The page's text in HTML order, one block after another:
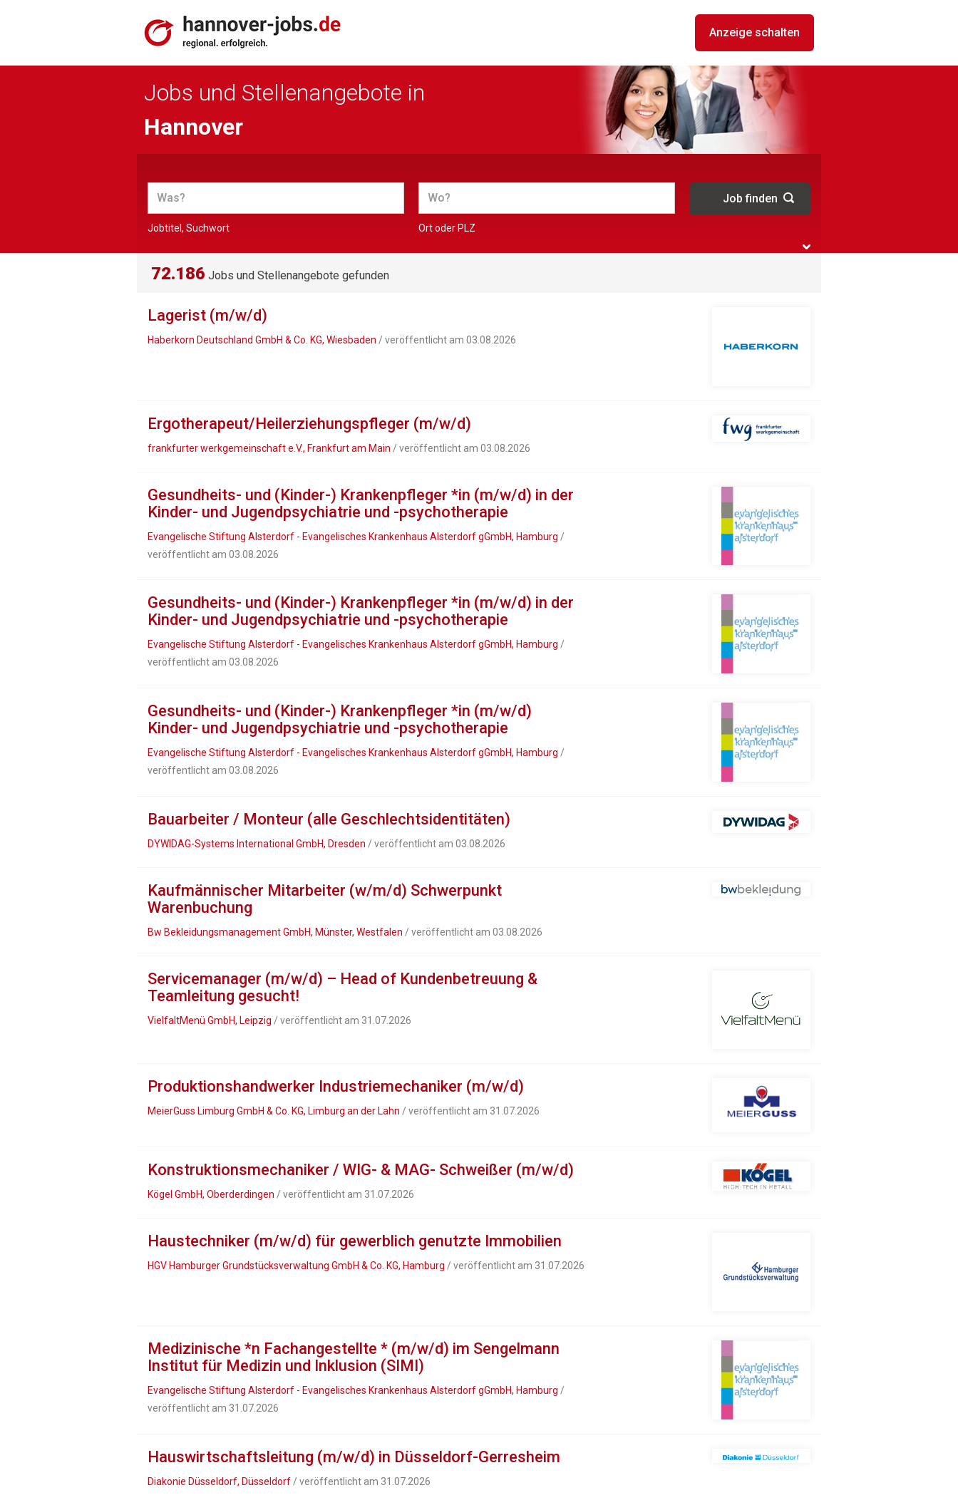
Anzeige schalten
Jobs und Stellenangebote in
Hannover
Jobtitel, Suchwort Ort oder PLZ
72.186 Jobs und Stellenangebote gefunden
Lagerist (m/w/d)
Haberkorn Deutschland GmbH & Co. KG, Wiesbaden / veröffentlicht am 03.08.2026
Ergotherapeut/Heilerziehungspfleger (m/w/d)
frankfurter werkgemeinschaft e.V., Frankfurt am Main / veröffentlicht am 03.08.2026
Gesundheits- und (Kinder-) Krankenpfleger *in (m/w/d) in der
Kinder- und Jugendpsychiatrie und -psychotherapie
Evangelische Stiftung Alsterdorf - Evangelisches Krankenhaus Alsterdorf gGmbH, Hamburg /
veröffentlicht am 03.08.2026
Gesundheits- und (Kinder-) Krankenpfleger *in (m/w/d) in der
Kinder- und Jugendpsychiatrie und -psychotherapie
Evangelische Stiftung Alsterdorf - Evangelisches Krankenhaus Alsterdorf gGmbH, Hamburg /
veröffentlicht am 03.08.2026
Gesundheits- und (Kinder-) Krankenpfleger *in (m/w/d)
Kinder- und Jugendpsychiatrie und -psychotherapie
Evangelische Stiftung Alsterdorf - Evangelisches Krankenhaus Alsterdorf gGmbH, Hamburg /
veröffentlicht am 03.08.2026
Bauarbeiter / Monteur (alle Geschlechtsidentitäten)
DYWIDAG-Systems International GmbH, Dresden / veröffentlicht am 03.08.2026
Kaufmännischer Mitarbeiter (w/m/d) Schwerpunkt
Warenbuchung
Bw Bekleidungsmanagement GmbH, Münster, Westfalen / veröffentlicht am 03.08.2026
Servicemanager (m/w/d) – Head of Kundenbetreuung &
Teamleitung gesucht!
VielfaltMenü GmbH, Leipzig / veröffentlicht am 31.07.2026
Produktionshandwerker Industriemechaniker (m/w/d)
MeierGuss Limburg GmbH & Co. KG, Limburg an der Lahn / veröffentlicht am 31.07.2026
Konstruktionsmechaniker / WIG- & MAG- Schweißer (m/w/d)
Kögel GmbH, Oberderdingen / veröffentlicht am 31.07.2026
Haustechniker (m/w/d) für gewerblich genutzte Immobilien
HGV Hamburger Grundstücksverwaltung GmbH & Co. KG, Hamburg / veröffentlicht am 31.07.2026
Medizinische *n Fachangestellte * (m/w/d) im Sengelmann
Institut für Medizin und Inklusion (SIMI)
Evangelische Stiftung Alsterdorf - Evangelisches Krankenhaus Alsterdorf gGmbH, Hamburg /
veröffentlicht am 31.07.2026
Hauswirtschaftsleitung (m/w/d) in Düsseldorf-Gerresheim
Diakonie Düsseldorf, Düsseldorf / veröffentlicht am 31.07.2026